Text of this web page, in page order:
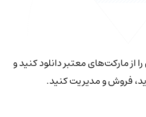
مارکت‌های معتبر دانلود کنید و
فروش و مدیریت کنید.